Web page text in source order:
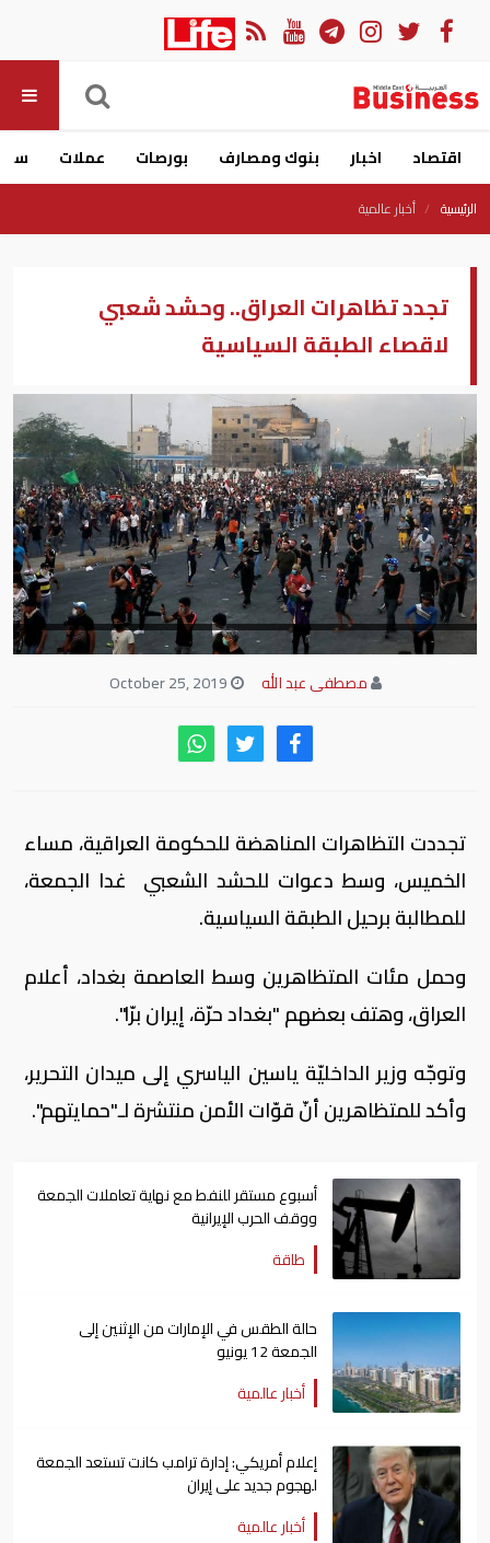
اقتصاد اخبار بنوك ومصارف بورصات عملات
الرئيسية أخبار عالمية
تجدد تظاهرات العراق.. وحشد شعبي
لاقصاء الطبقة السياسية
مصطفى عبد الله
تجددت التظاهرات المناهضة للحكومة العراقية، مساء
الخميس، وسط دعوات للحشد الشعبي غدا الجمعة،
للمطالبة برحيل الطبقة السياسية.
وحمل مئات المتظاهرين وسط العاصمة بغداد، أعلام
العراق، وهتف بعضهم "بغداد حرّة، إيران برّا".
وتوجّه وزير الداخليّة ياسين الياسري إلى ميدان التحرير،
وأكد للمتظاهرين أنّ قوّات الأمن منتشرة لـ"حمايتهم".
أسبوع مستقر للنفط مع نهاية تعاملات الجمعة
ووقف الحرب الإيرانية
طاقة
حالة الطقس في الإمارات من الإثنين إلى
الجمعة 12 يونيو
أخبار عالمية
إعلام أمريكي: إدارة ترامب كانت تستعد الجمعة
لهجوم جديد على إيران
أخبار عالمية